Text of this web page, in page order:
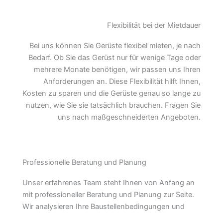
Flexibilität bei der Mietdauer
Bei uns können Sie Gerüste flexibel mieten, je nach
Bedarf. Ob Sie das Gerüst nur für wenige Tage oder
mehrere Monate benötigen, wir passen uns Ihren
Anforderungen an. Diese Flexibilität hilft Ihnen,
Kosten zu sparen und die Gerüste genau so lange zu
nutzen, wie Sie sie tatsächlich brauchen. Fragen Sie
uns nach maßgeschneiderten Angeboten.
Professionelle Beratung und Planung
Unser erfahrenes Team steht Ihnen von Anfang an
mit professioneller Beratung und Planung zur Seite.
Wir analysieren Ihre Baustellenbedingungen und